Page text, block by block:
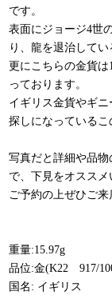
です。
表面にジョージ4世
り、龍を退治してい
更にこちらの金貨
っております。
イギリス金貨やギ
探しになっているこ
写真だと詳細や品
で、下見をオススメ
ご予約の上ぜひご来
重量:15.97g
品位:金(K22 917/
国名: イギリス